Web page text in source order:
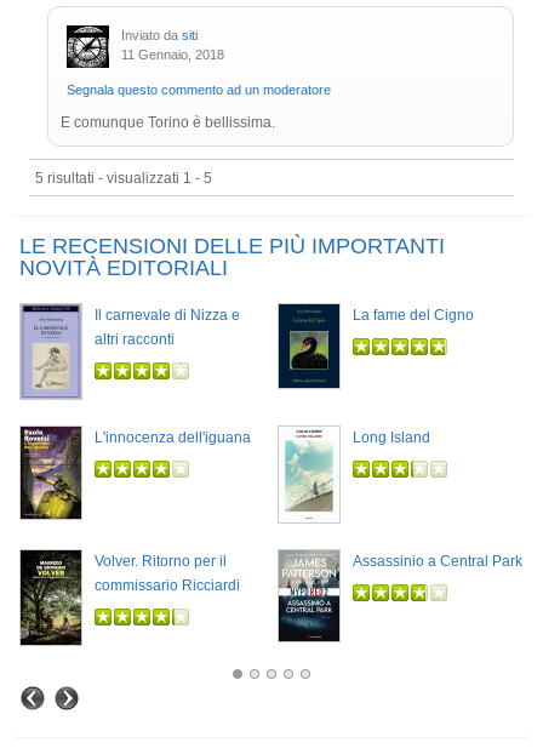
Inviato da siti
11 Gennaio, 2018
Segnala questo commento ad un moderatore
E comunque Torino è bellissima.
5 risultati - visualizzati 1 - 5
LE RECENSIONI DELLE PIÙ IMPORTANTI
NOVITÀ EDITORIALI
Il carnevale di Nizza e
altri racconti
La fame del Cigno
L'innocenza dell'iguana Long Island
Volver. Ritorno per il
commissario Ricciardi
Assassinio a Central Park